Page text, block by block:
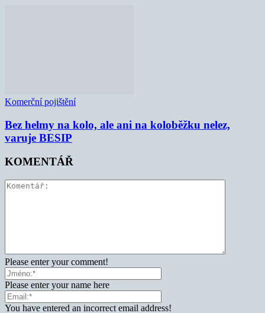
Komerční pojištění
Bez helmy na kolo, ale ani na koloběžku nelez,
varuje BESIP
KOMENTÁŘ
Please enter your comment!
Please enter your name here
You have entered an incorrect email address!